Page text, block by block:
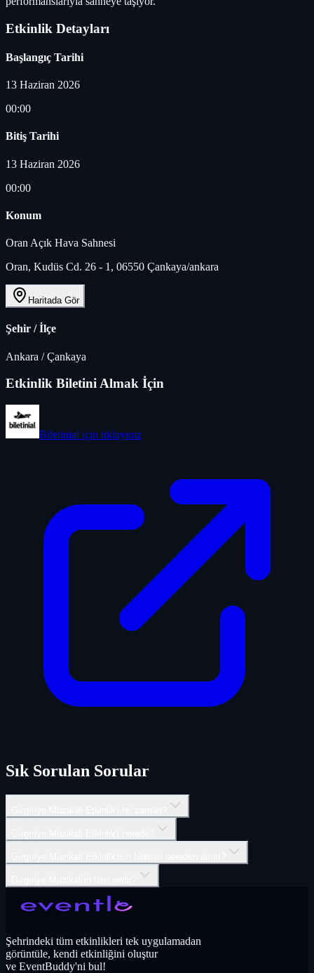
Etkinlik Detayları
Başlangıç Tarihi
13 Haziran 2026
00:00
Bitiş Tarihi
13 Haziran 2026
00:00
Konum
Oran Açık Hava Sahnesi
Oran, Kudüs Cd. 26 - 1, 06550 Çankaya/ankara
Haritada Gör
Şehir / İlçe
Ankara /Çankaya
Etkinlik Biletini Almak İçin
Biletinial için tıklayınız
Sık Sorulan Sorular
Şehrindeki tüm etkinlikleri tek uygulamadan
görüntüle, kendi etkinliğini oluştur
ve EventBuddy'ni bul!